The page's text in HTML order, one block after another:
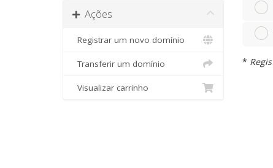
Ações
Registrar um novo domínio
Transferir um domínio
Visualizar carrinho
*